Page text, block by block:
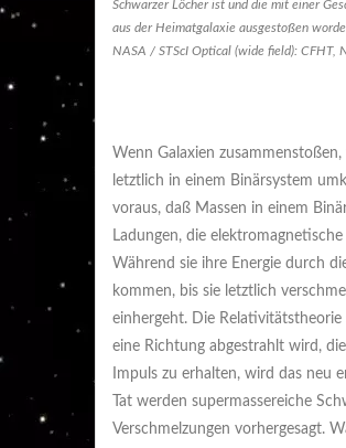
Schwarzer Löcher ist und die mit einer
aus der Heimatgalaxie ausgestoßen
NASA / STScI Optical (wide field): CFHT,
Wenn Galaxien
letztlich in einem Binärsystem
voraus, daß Massen in einem
Ladungen, die
Während sie ihre Energie durch
kommen, bis sie letztlich
einhergeht. Die
eine Richtung abgestrahlt wird,
Impuls zu erhalten, wird das neu
Tat werden supermassereiche
Verschmelzungen vorhergesagt.